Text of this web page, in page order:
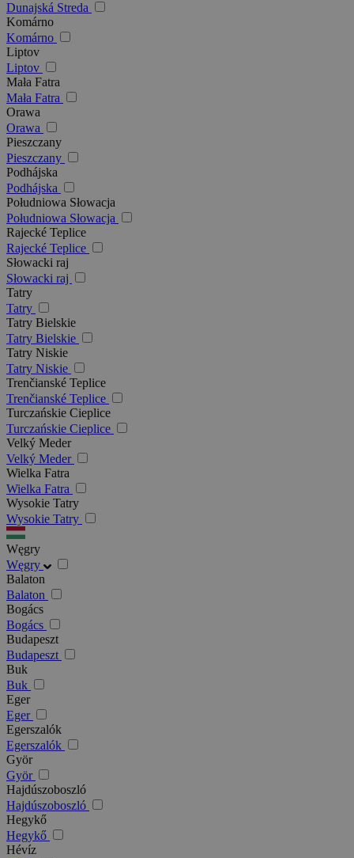
Dunajská Streda
Komárno
Komárno
Liptov
Liptov
Mała Fatra
Mała Fatra
Orawa
Orawa
Pieszczany
Pieszczany
Podhájska
Podhájska
Południowa Słowacja
Południowa Słowacja
Rajecké Teplice
Rajecké Teplice
Słowacki raj
Słowacki raj
Tatry
Tatry
Tatry Bielskie
Tatry Bielskie
Tatry Niskie
Tatry Niskie
Trenčianské Teplice
Trenčianské Teplice
Turczańskie Cieplice
Turczańskie Cieplice
Velký Meder
Velký Meder
Wielka Fatra
Wielka Fatra
Wysokie Tatry
Wysokie Tatry
Węgry
Węgry
Balaton
Balaton
Bogács
Bogács
Budapeszt
Budapeszt
Buk
Buk
Eger
Eger
Egerszalók
Egerszalók
Györ
Györ
Hajdúszoboszló
Hajdúszoboszló
Hegykő
Hegykő
Hévíz